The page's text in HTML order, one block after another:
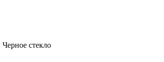
Черное стекло